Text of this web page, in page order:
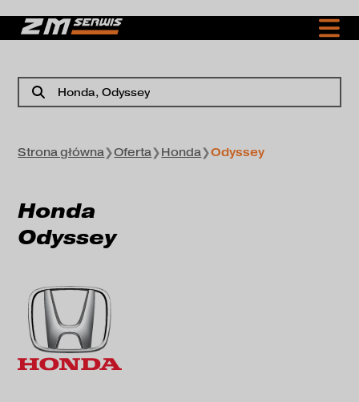
Honda, Odyssey
Strona główna❯Oferta❯Honda❯Odyssey
Honda
Odyssey